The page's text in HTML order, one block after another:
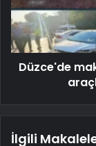
Düzce'de
İlgili